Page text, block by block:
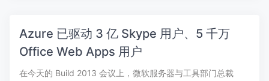
Azure 已驱动 3 亿 Skype 用户、5 千万
Office Web Apps 用户
在今天的 Build 2013 会议上，微软服务器与工具部门总裁